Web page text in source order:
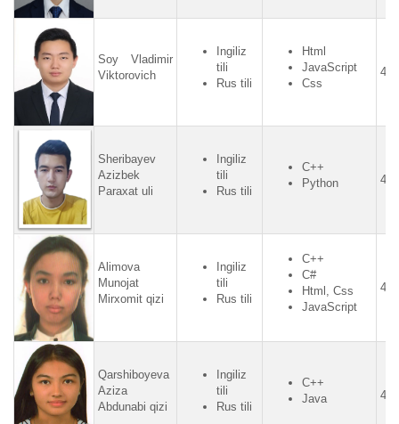
Soy Vladimir
Viktorovich
Ingiliz
tili
Rus tili
Html
JavaScript
Css
Sheribayev
Azizbek
Paraxat uli
Ingiliz
tili
Rus tili
C++
Python
Alimova
Munojat
Mirxomit qizi
Ingiliz
tili
Rus tili
C++
C#
Html, Css
JavaScript
Qarshiboyeva
Aziza
Abdunabi qizi
Ingiliz
tili
Rus tili
C++
Java